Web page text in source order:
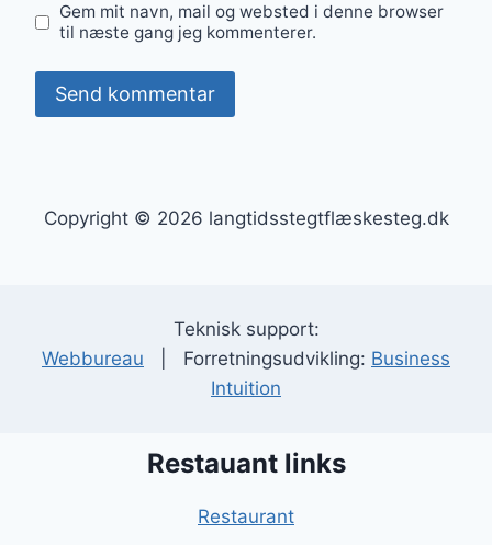
Gem mit navn, mail og websted i denne browser
til næste gang jeg kommenterer.
Copyright © 2026 langtidsstegtflæskesteg.dk
Teknisk support:
Webbureau | Forretningsudvikling: Business
Intuition
Restauant links
Restaurant